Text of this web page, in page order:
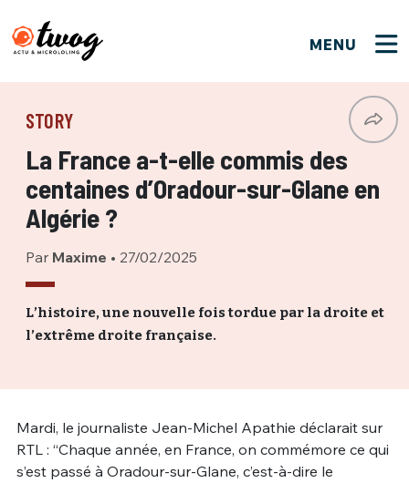
MENU
STORY
La France a-t-elle commis des
centaines d’Oradour-sur-Glane en
Algérie ?
Par Maxime • 27/02/2025
L’histoire, une nouvelle fois tordue par la droite et
l’extrême droite française.
Mardi, le journaliste Jean-Michel Apathie déclarait sur
RTL : “Chaque année, en France, on commémore ce qui
s’est passé à Oradour-sur-Glane, c’est-à-dire le
PSEUDO*
EMAIL
PASSWORD*
JE M'INSCRIS
Connexion
PSEUDO
MOT DE PASSE Mot de passe perdu ?
FERMER
Que souhaitez-vous proposer ?
Quelques tweets
M'INSCRIRE
ME CONNECTER
Un Thread